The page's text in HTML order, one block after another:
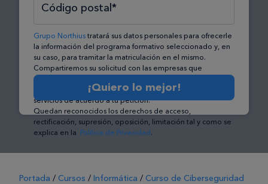
Código postal*
Grupo Northiustratará sus datos personales para ofrecerle
la información del programa formativo seleccionado y, en
su caso, para tramitar la matriculación en el mismo.
Compartiremos su solicitud con las empresas que
conforman el
puedan hacerle llegar la mejor oferta de productos y
servicios de acuerdo a tu petición.
Quedan reconocidos los derechos de acceso,
rectificación, supresión, oposición, limitación tal y como se
explica en la Política de Privacidad.
¡Quiero lo mejor!
Portada / Cursos / Informática / Curso de Ciberseguridad